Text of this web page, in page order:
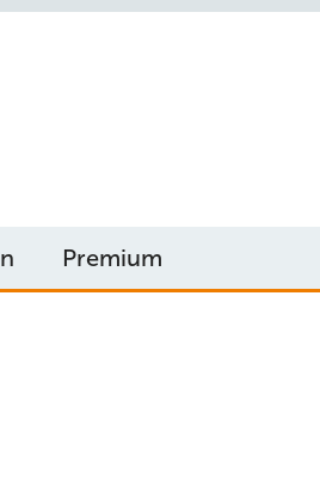
Premium